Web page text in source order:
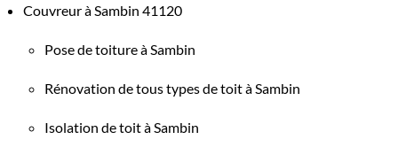
Couvreur à Sambin 41120
Pose de toiture à Sambin
Rénovation de tous types de toit à Sambin
Isolation de toit à Sambin